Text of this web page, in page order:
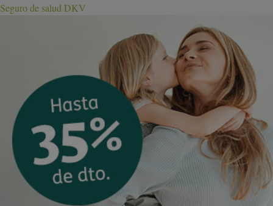
Seguro de salud DKV